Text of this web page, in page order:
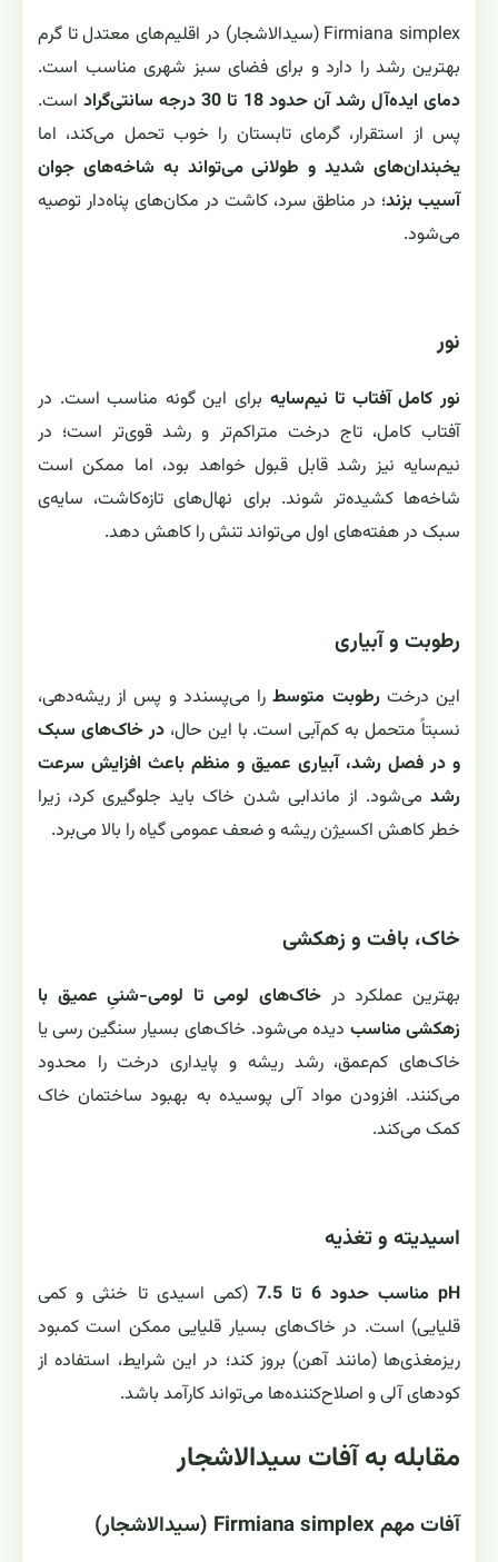
Firmiana simplex (سیدالاشجار) در اقلیم‌های معتدل تا گرم
بهترین رشد را دارد و برای فضای سبز شهری مناسب است.
دمای ایده‌آل رشد آن حدود 18 تا 30 درجه سانتی‌گراد
است.
پس از استقرار، گرمای تابستان را خوب تحمل می‌کند، اما
یخبندان‌های شدید و طولانی می‌تواند به شاخه‌های جوان
آسیب بزند؛ در مناطق سرد، کاشت در مکان‌های پناه‌دار توصیه
می‌شود.
نور
نور کامل آفتاب تا نیم‌سایه برای این گونه مناسب است. در
آفتاب کامل، تاج درخت متراکم‌تر و رشد قوی‌تر است؛ در
نیم‌سایه نیز رشد قابل قبول خواهد بود، اما ممکن است
شاخه‌ها کشیده‌تر شوند. برای نهال‌های تازه‌کاشت، سایه‌ی
سبک در هفته‌های اول می‌تواند تنش را کاهش دهد.
رطوبت و آبیاری
این درخترطوبت متوسطرا می‌پسندد و پس از ریشه‌دهی،
نسبتاً متحمل به کم‌آبی است. با این حال،در خاک‌های سبک
و در فصل رشد، آبیاری عمیق و منظم باعث افزایش سرعت
رشدمی‌شود. از ماندابی شدن خاک باید جلوگیری کرد، زیرا
خطر کاهش اکسیژن ریشه و ضعف عمومی گیاه را بالا می‌برد.
خاک، بافت و زهکشی
بهترین عملکرد درخاک‌های لومی تا لومی-شنیِ عمیق با
زهکشی مناسب دیده می‌شود. خاک‌های بسیار سنگین رسی یا
خاک‌های کم‌عمق، رشد ریشه و پایداری درخت را محدود
می‌کنند. افزودن مواد آلی پوسیده به بهبود ساختمان خاک
کمک می‌کند.
اسیدیته و تغذیه
pH مناسب حدود 6 تا 7.5
(کمی اسیدی تا خنثی و کمی
قلیایی) است. در خاک‌های بسیار قلیایی ممکن است کمبود
ریزمغذی‌ها (مانند آهن) بروز کند؛ در این شرایط، استفاده از
کودهای آلی و اصلاح‌کننده‌ها می‌تواند کارآمد باشد.
مقابله به آفات سیدالاشجار
آفات مهم Firmiana simplex (سیدالاشجار)